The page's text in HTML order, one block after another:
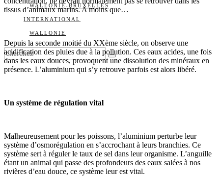
WALLONIE-BRUXELLES
INTERNATIONAL
WALLONIE
tissus d’animaux marins. A moins que…
Depuis la seconde moitié du XXème siècle, on observe une
acidification des pluies due à la pollution. Ces eaux acides, une fois
dans les eaux douces, provoquent une dissolution des minéraux en
présence. L’aluminium qui s’y retrouve parfois est alors libéré.
Un système de régulation vital
Malheureusement pour les poissons, l’aluminium perturbe leur
système d’osmorégulation en s’accrochant à leurs branchies. Ce
système sert à réguler le taux de sel dans leur organisme. L’anguille
étant un animal qui passe des profondeurs des eaux salées à nos
rivières d’eau douce, ce système leur est vital.